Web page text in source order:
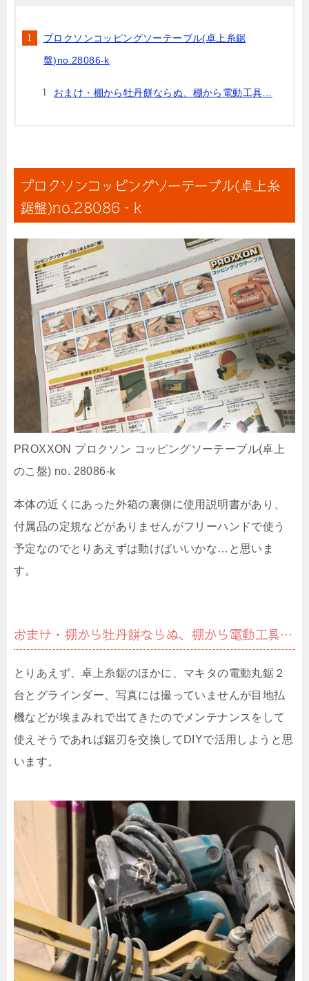
プロクソンコッピングソーテーブル(卓上糸鋸
盤)no.28086‐k
おまけ・棚から牡丹餅ならぬ、棚から電動工具…
プロクソンコッピングソーテーブル(卓上糸
鋸盤)no.28086‐k
PROXXON プロクソン コッピングソーテーブル(卓上
のこ盤) no. 28086‐k
本体の近くにあった外箱の裏側に使用説明書があり、
付属品の定規などがありませんがフリーハンドで使う
予定なのでとりあえずは動けばいいかな…と思いま
す。
おまけ・棚から牡丹餅ならぬ、棚から電動工具…
とりあえず、卓上糸鋸のほかに、マキタの電動丸鋸２
台とグラインダー、写真には撮っていませんが目地払
機などが埃まみれで出てきたのでメンテナンスをして
使えそうであれば鋸刃を交換してDIYで活用しようと思
います。